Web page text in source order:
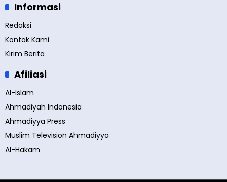
Informasi
Redaksi
Kontak Kami
Kirim Berita
Afiliasi
Al-Islam
Ahmadiyah Indonesia
Ahmadiyya Press
Muslim Television Ahmadiyya
Al-Hakam